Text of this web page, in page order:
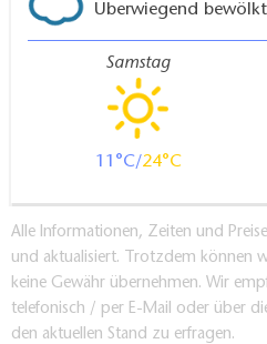
Überwiegend bewölkt
Samstag
11 24
Alle Informationen, Zeiten und
und aktualisiert. Trotzdem können
keine Gewähr übernehmen. Wir
telefonisch / per E-Mail oder über
den aktuellen Stand zu erfragen.